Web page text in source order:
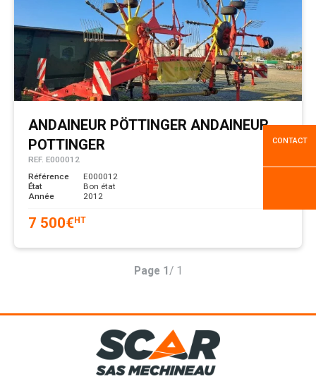
ANDAINEUR PÖTTINGER ANDAINEUR
POTTINGER
REF. E000012
Référence
E000012
État
Bon état
Année
2012
7 500€HT
Page 1 / 1
CONTACT